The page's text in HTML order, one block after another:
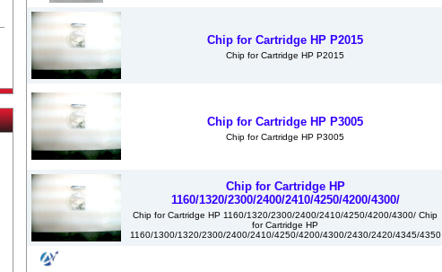
Chip for Cartridge HP P2015
Chip for Cartridge HP P2015
Chip for Cartridge HP P3005
Chip for Cartridge HP P3005
Chip for Cartridge HP
1160/1320/2300/2400/2410/4250/4200/4300/
Chip for Cartridge HP 1160/1320/2300/2400/2410/4250/4200/4300/ Chip
for Cartridge HP
1160/1300/1320/2300/2400/2410/4250/4200/4300/2430/2420/4345/4350